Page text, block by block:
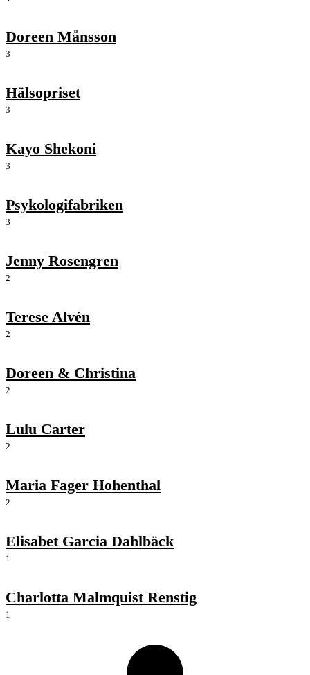
Doreen Månsson
3
Hälsopriset
3
Kayo Shekoni
3
Psykologifabriken
3
Jenny Rosengren
2
Terese Alvén
2
Doreen & Christina
2
Lulu Carter
2
Maria Fager Hohenthal
2
Elisabet Garcia Dahlbäck
1
Charlotta Malmquist Renstig
1